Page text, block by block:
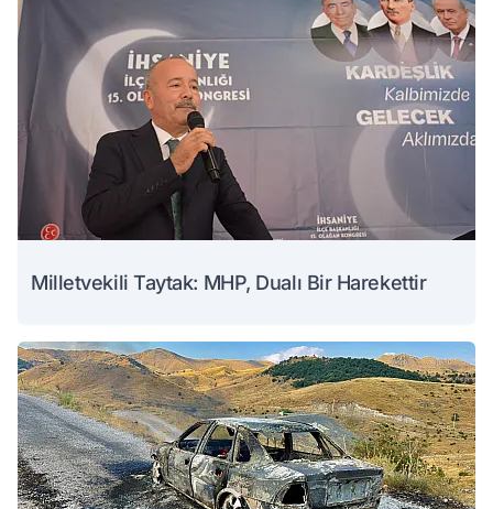
Milletvekili Taytak: MHP, Dualı Bir Harekettir